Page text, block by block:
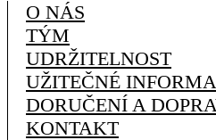
O NÁS
TÝM
UDRŽITELNOST
UŽITEČNÉ
DORUČENÍ A
KONTAKT